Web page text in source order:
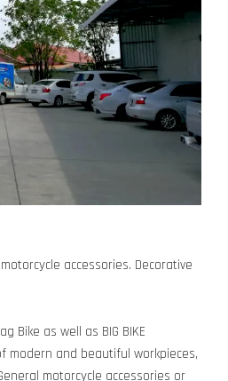
accessories. Decorative
as well as BIG BIKE
modern and beautiful workpieces,
motorcycle accessories or